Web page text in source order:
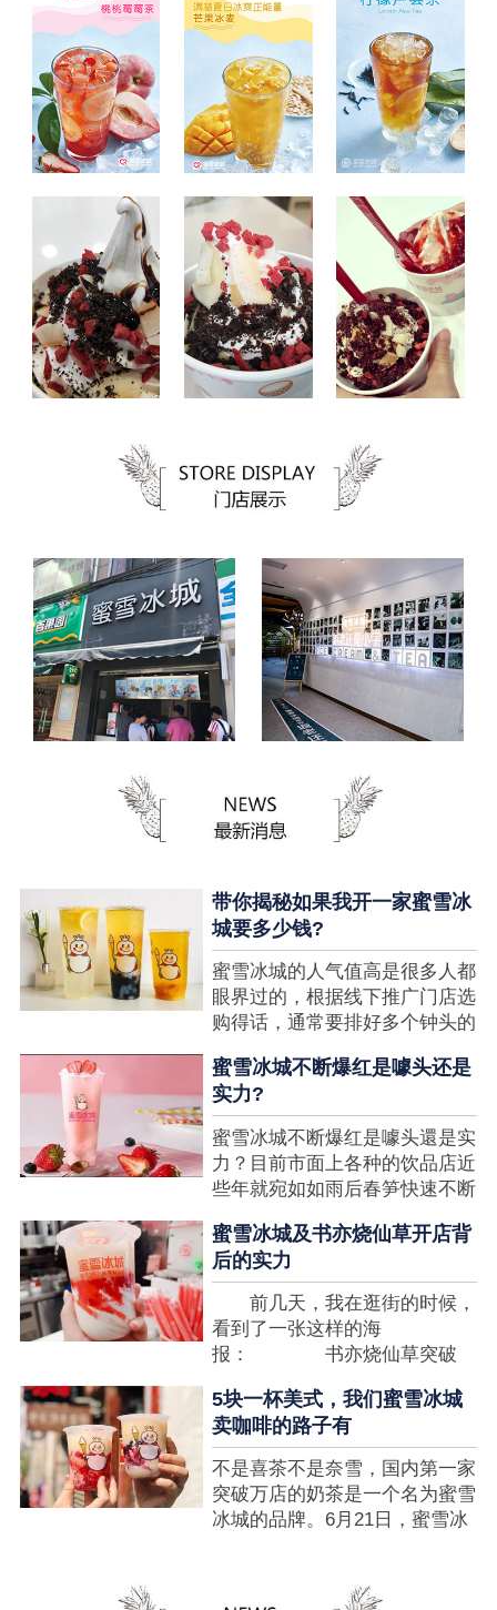
带你揭秘如果我开一家蜜雪冰
城要多少钱?
蜜雪冰城的人气值高是很多人都
眼界过的，根据线下推广门店选
购得话，通常要排好多个钟头的
想要排长队，为的便是那一杯令
人挂念的蜜雪冰城。顾客喜爱的
商品，投资者为什么会看不见在
其中的创业商机呢?许多投资者
都会了解我开一家蜜雪冰城要多
少钱?....
蜜雪冰城不断爆红是噱头还是
实力?
蜜雪冰城不断爆红是噱头還是实
力？目前市面上各种的饮品店近
些年就宛如如雨后春笋快速不断
有运营不小心便会被取代，由于
受年青人的喜爱，再加全国人民
的经济发展水准提升，奶茶饮品
行业发展趋势快速，因此 这一
制造行业有着十分....
蜜雪冰城及书亦烧仙草开店背
后的实力
前几天，我在逛街的时候，
看到了一张这样的海
报： 书亦烧仙草突破
了，这个连名字都没怎么听过的
奶茶店，怎么就悄咪咪地开了这
么多家了？ 也许大家对
5000 家店是什么量级没什么概
念，我来给对....
5块一杯美式，我们蜜雪冰城
卖咖啡的路子有
不是喜茶不是奈雪，国内第一家
突破万店的奶茶是一个名为蜜雪
冰城的品牌。6月21日，蜜雪冰
家，买多少送多少”的横幅，这